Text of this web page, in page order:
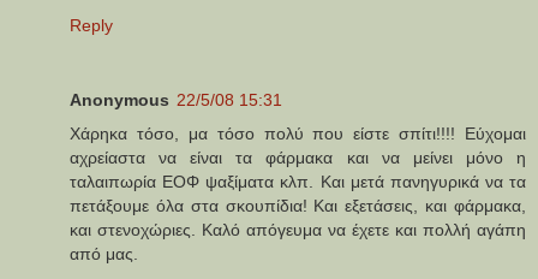
Reply
Anonymous 22/5/08 15:31
Χάρηκα τόσο, μα τόσο πολύ που είστε σπίτι!!!! Εύχομαι
αχρείαστα να είναι τα φάρμακα και να μείνει μόνο η
ταλαιπωρία ΕΟΦ ψαξίματα κλπ. Και μετά πανηγυρικά να τα
πετάξουμε όλα στα σκουπίδια! Και εξετάσεις, και φάρμακα,
και στενοχώριες. Καλό απόγευμα να έχετε και πολλή αγάπη
από μας.